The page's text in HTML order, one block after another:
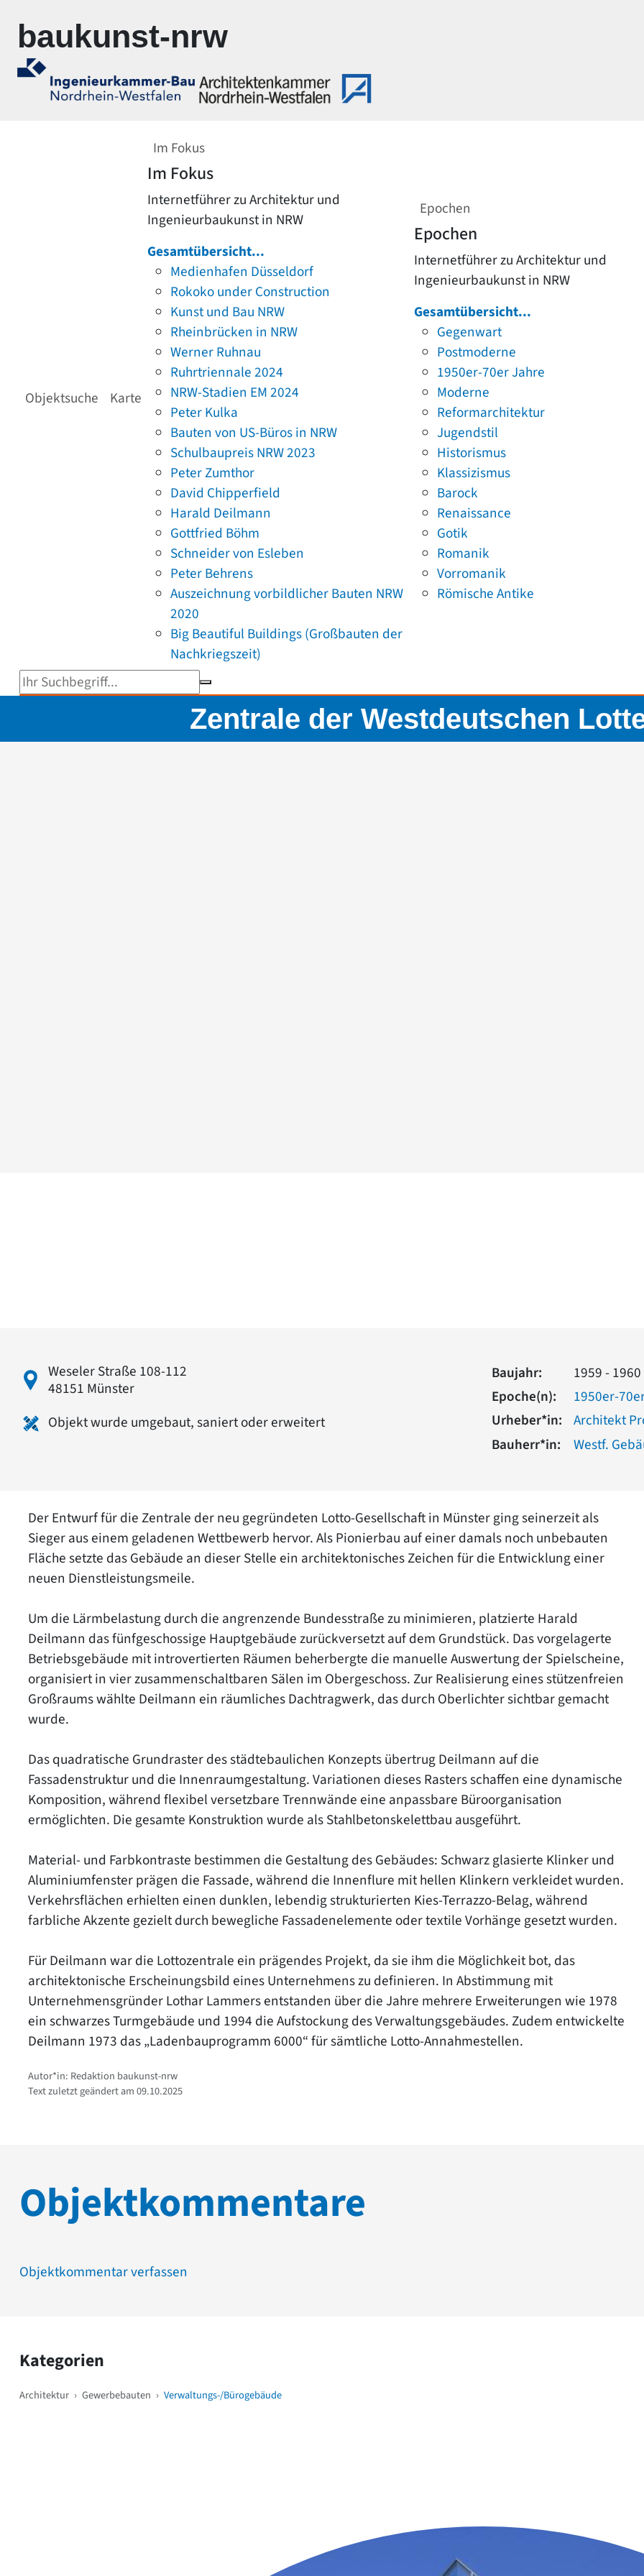
baukunst-nrw
Objektsuche Karte
Im Fokus
Im Fokus
Internetführer zu Architektur und
Ingenieurbaukunst in NRW
Gesamtübersicht...
Medienhafen Düsseldorf
Rokoko under Construction
Kunst und Bau NRW
Rheinbrücken in NRW
Werner Ruhnau
Ruhrtriennale 2024
NRW-Stadien EM 2024
Peter Kulka
Bauten von US-Büros in NRW
Schulbaupreis NRW 2023
Peter Zumthor
David Chipperfield
Harald Deilmann
Gottfried Böhm
Schneider von Esleben
Peter Behrens
Auszeichnung vorbildlicher Bauten NRW
2020
Big Beautiful Buildings (Großbauten der
Nachkriegszeit)
Epochen
Epochen
Internetführer zu Architektur und
Ingenieurbaukunst in NRW
Gesamtübersicht...
Gegenwart
Postmoderne
1950er-70er Jahre
Moderne
Reformarchitektur
Jugendstil
Historismus
Klassizismus
Barock
Renaissance
Gotik
Romanik
Vorromanik
Römische Antike
Suchbegriff eingeben
Zentrale der Westdeutschen
Weseler Straße 108-112
48151 Münster
Objekt wurde umgebaut, saniert oder erweitert
Baujahr:
1959 -
Epoche(n):
1950er-
Urheber*in:
Architekt
Bauherr*in:
Westf.
Der Entwurf für die Zentrale der neu gegründeten Lotto-Gesellschaft in Münster ging seinerzeit als
Sieger aus einem geladenen Wettbewerb hervor. Als Pionierbau auf einer damals noch unbebauten
Fläche setzte das Gebäude an dieser Stelle ein architektonisches Zeichen für die Entwicklung einer
neuen Dienstleistungsmeile.
Um die Lärmbelastung durch die angrenzende Bundesstraße zu minimieren, platzierte Harald
Deilmann das fünfgeschossige Hauptgebäude zurückversetzt auf dem Grundstück. Das vorgelagerte
Betriebsgebäude mit introvertierten Räumen beherbergte die manuelle Auswertung der Spielscheine,
organisiert in vier zusammenschaltbaren Sälen im Obergeschoss. Zur Realisierung eines stützenfreien
Großraums wählte Deilmann ein räumliches Dachtragwerk, das durch Oberlichter sichtbar gemacht
wurde.
Das quadratische Grundraster des städtebaulichen Konzepts übertrug Deilmann auf die
Fassadenstruktur und die Innenraumgestaltung. Variationen dieses Rasters schaffen eine dynamische
Komposition, während flexibel versetzbare Trennwände eine anpassbare Büroorganisation
ermöglichten. Die gesamte Konstruktion wurde als Stahlbetonskelettbau ausgeführt.
Material- und Farbkontraste bestimmen die Gestaltung des Gebäudes: Schwarz glasierte Klinker und
Aluminiumfenster prägen die Fassade, während die Innenflure mit hellen Klinkern verkleidet wurden.
Verkehrsflächen erhielten einen dunklen, lebendig strukturierten Kies-Terrazzo-Belag, während
farbliche Akzente gezielt durch bewegliche Fassadenelemente oder textile Vorhänge gesetzt wurden.
Für Deilmann war die Lottozentrale ein prägendes Projekt, da sie ihm die Möglichkeit bot, das
architektonische Erscheinungsbild eines Unternehmens zu definieren. In Abstimmung mit
Unternehmensgründer Lothar Lammers entstanden über die Jahre mehrere Erweiterungen wie 1978
ein schwarzes Turmgebäude und 1994 die Aufstockung des Verwaltungsgebäudes. Zudem entwickelte
Deilmann 1973 das „Ladenbauprogramm 6000“ für sämtliche Lotto-Annahmestellen.
Autor*in: Redaktion baukunst-nrw
Text zuletzt geändert am 09.10.2025
Objektkommentare
Objektkommentar verfassen
Kategorien
Architektur › Gewerbebauten › Verwaltungs-/Bürogebäude